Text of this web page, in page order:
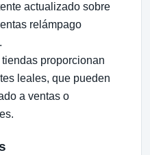
actualizado sobre
relámpago
tiendas proporcionan
leales, que pueden
a ventas o